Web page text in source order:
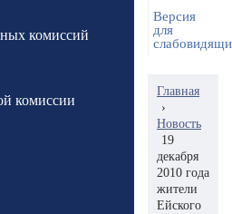
комиссий
комиссии
Версия
для
Главная
›
Новость
19
декабря
2010 года
жители
Ейского